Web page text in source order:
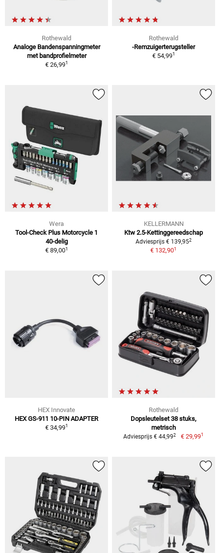
Rothewald
Analoge Bandenspanningmeter
met bandprofielmeter
€ 26,991
Rothewald
-Remzuigerterugsteller
€ 54,991
Wera
Tool-Check Plus Motorcycle 1
40-delig
€ 89,001
KELLERMANN
Ktw 2.5-Kettinggereedschap
Adviesprijs € 139,952
€ 132,901
HEX Innovate
HEX GS-911 10-PIN ADAPTER
€ 34,991
Rothewald
Dopsleutelset 38 stuks,
metrisch
Adviesprijs € 44,992 € 29,991